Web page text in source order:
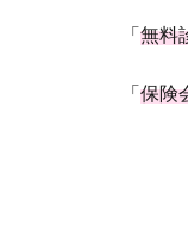
「無料
「保険